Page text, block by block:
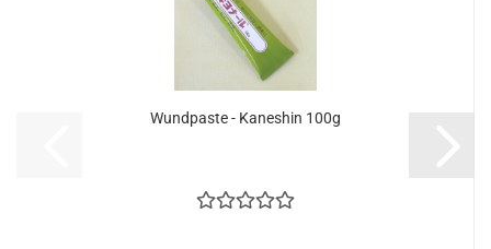
Wund­pas­te - Ka­ne­s­hin 100g